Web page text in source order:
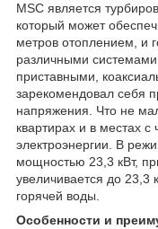
MSC является
который может
метров отоплением, и
различными
приставными,
зарекомендовал себя
напряжения. Что не
квартирах и в местах
электроэнергии. В
мощностью 23,3 кВт,
увеличивается до 23,3
горячей воды.
Особенности и